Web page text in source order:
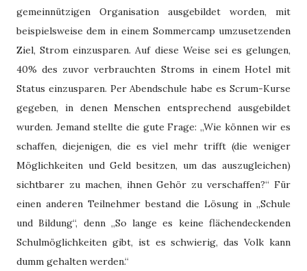
gemeinnützigen Organisation ausgebildet worden, mit
beispielsweise dem in einem Sommercamp umzusetzenden
Ziel, Strom einzusparen. Auf diese Weise sei es gelungen,
40% des zuvor verbrauchten Stroms in einem Hotel mit
Status einzusparen. Per Abendschule habe es Scrum-Kurse
gegeben, in denen Menschen entsprechend ausgebildet
wurden. Jemand stellte die gute Frage: „Wie können wir es
schaffen, diejenigen, die es viel mehr trifft (die weniger
Möglichkeiten und Geld besitzen, um das auszugleichen)
sichtbarer zu machen, ihnen Gehör zu verschaffen?“ Für
einen anderen Teilnehmer bestand die Lösung in „Schule
und Bildung“, denn „So lange es keine flächendeckenden
Schulmöglichkeiten gibt, ist es schwierig, das Volk kann
dumm gehalten werden.“